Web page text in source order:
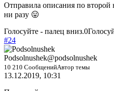
Отправила описания по
ни разу 😛
Голосуйте - палец вниз.0
#24
Podsolnushek@podsolnushek
10 210 СообщенийАвтор темы
13.12.2019, 10:31